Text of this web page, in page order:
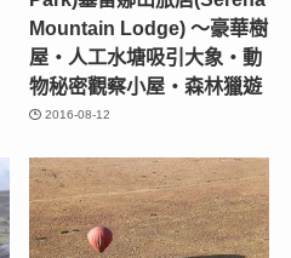
Mountain Lodge) ～豪華樹
屋‧人工水塘吸引大象‧動
物秘密觀察小屋‧森林獵遊
2016-08-12